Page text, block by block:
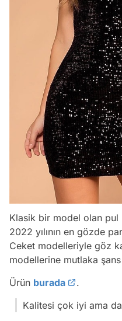
Klasik bir model olan pul
2022 yılının en gözde
Ceket modelleriyle göz
modellerine mutlaka
Ürün burada
.
Kalitesi çok iyi ama